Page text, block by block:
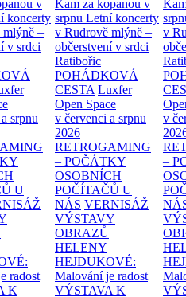
v
koncerty
mlýně –
v srdci
srpnu
U
radost
K
Kam za kopanou v
srpnu Letní koncerty
v Rudrově mlýně –
občerstvení v srdci
Ratibořic
POHÁDKOVÁ
CESTA Luxfer
Open Space
v červenci a srpnu
2026
RETROGAMING
– POČÁTKY
OSOBNÍCH
POČÍTAČŮ U
NÁS VERNISÁŽ
VÝSTAVY
OBRAZŮ
HELENY
HEJDUKOVÉ:
Malování je radost
VÝSTAVA K
v
v
–